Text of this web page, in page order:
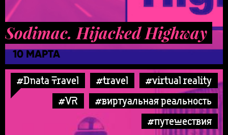
Sodimac. Hijacked Highway
10 МАРТА
#Dnata Travel #travel
#virtual reality
#VR
#виртуальная реальность
#путешествия